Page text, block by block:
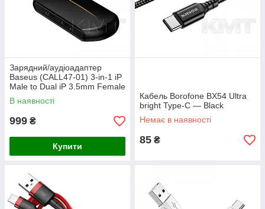
Зарядний/аудіоадаптер
Baseus (CALL47-01) 3-in-1 iP
Male to Dual iP 3.5mm Female
Adapter L47 Black
В наявності
999 ₴
Купити
Кабель Borofone BX54 Ultra
bright Type-C — Black
Немає в наявності
85 ₴